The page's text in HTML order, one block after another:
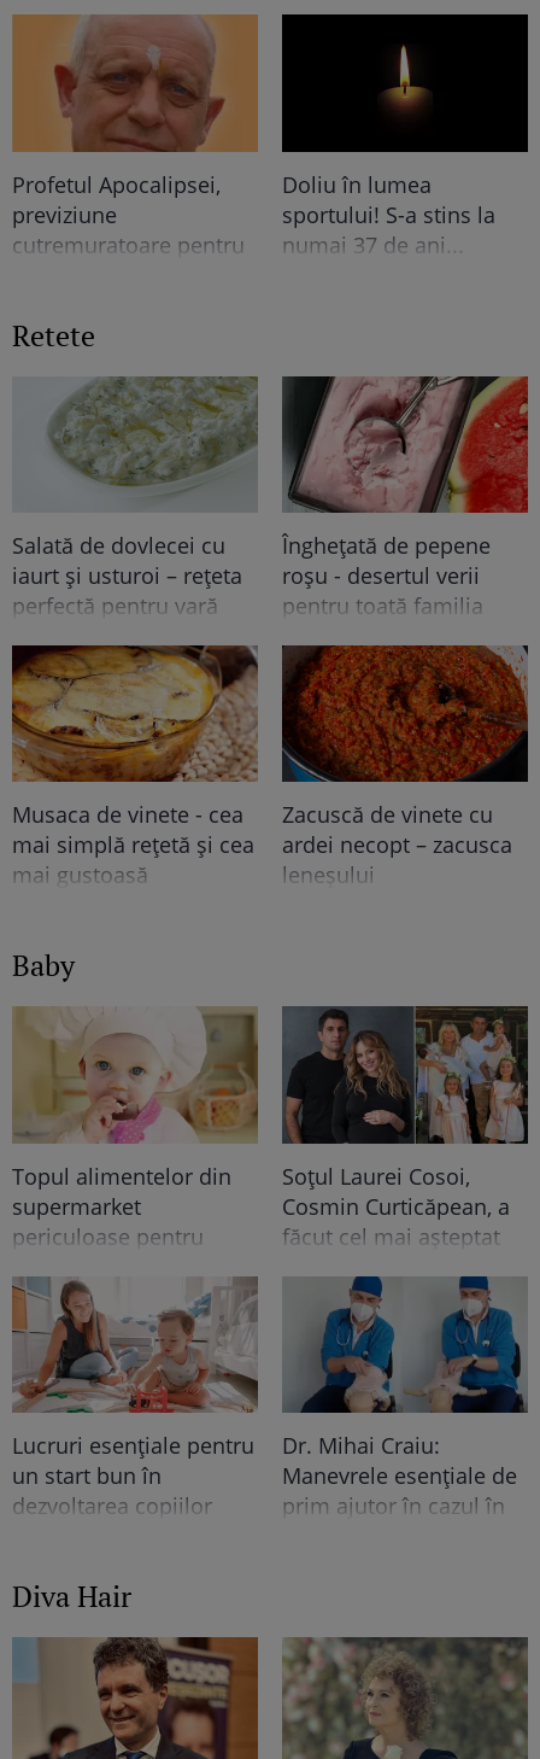
Profetul Apocalipsei,
previziune
cutremuratoare pentru
TERIBIL
Doliu în lumea
sportului! S-a stins la
numai 37 de ani...
Retete
Salată de dovlecei cu
iaurt și usturoi – rețeta
perfectă pentru vară
Înghețată de pepene
roșu - desertul verii
pentru toată familia
Musaca de vinete - cea
mai simplă rețetă și cea
mai gustoasă
Zacuscă de vinete cu
ardei necopt – zacusca
leneșului
Baby
Topul alimentelor din
supermarket
periculoase pentru
nutriționiștilor
Soțul Laurei Cosoi,
Cosmin Curticăpean, a
făcut cel mai așteptat
celui de-al 5-lea copil!!
După 4 fetițe urmează...
Ce frumoooos!
Lucruri esențiale pentru
un start bun în
dezvoltarea copiilor
Dr. Mihai Craiu:
Manevrele esențiale de
prim ajutor în cazul în
Diva Hair